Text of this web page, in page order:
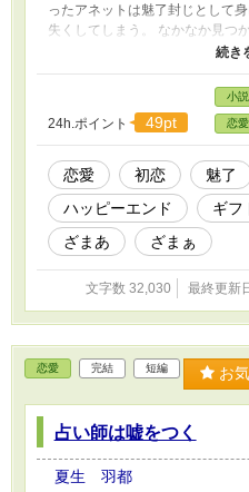
ったアネットは魅了封じとして
失くしてしまう。 なかなか見つ
けた時に、運悪く魅了の能力が
アネットは自分が魅了をかけて
っていた。 ※作者が創作したフ
気になるところがあるかもしれ
読んでいただければと思います。
24h.ポイント 49pt
小説
恋愛
恋愛 初恋 魅了
ハッピーエンド
ギフ
ざまあ
ざまぁ
文字数 32,030 最終更新
恋愛 完結 短編 お
占い師は嘘をつく
夏生 羽都